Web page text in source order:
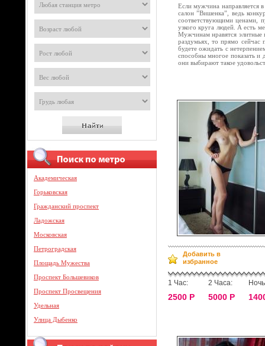
Академическая
Горьковская
Гражданский проспект
Ладожская
Московская
Петроградская
Площадь Мужества
Проспект Большевиков
Проспект Просвещения
Удельная
Улица Дыбенко
Если мужчина направляется
салон ”Вишенка”, ведь
соответствующими ценами,
узкого круга людей. А есть
Мужчинам нравятся элитные
раздумьях, то прямо сейчас
будете ожидать с
способны многое показать и
они выбирают такое
Добавить в
избранное
1 Час:
2500 Р
2 Часа:
5000 Р